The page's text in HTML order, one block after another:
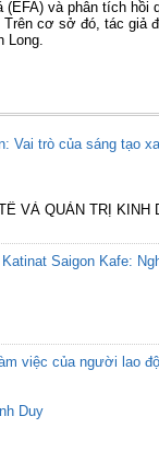
và phân tích hồi
Trên cơ sở đó, tác
Long.
Vai trò của sáng tạo
VÀ QUẢN TRỊ KINH
Saigon Kafe:
việc của người lao
Duy